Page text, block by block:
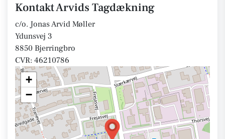
Kontakt Arvids Tagdækning
c/o. Jonas Arvid Møller
Ydunsvej 3
8850 Bjerringbro
CVR: 46210786
+
−